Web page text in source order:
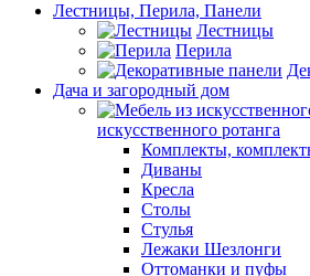
Лестницы, Перила, Панели
Лестницы
Перила
Дача и загородный дом
искусственного ротанга
Комплекты,
Диваны
Кресла
Столы
Стулья
Лежаки Шезлонги
Оттоманки и пуфы